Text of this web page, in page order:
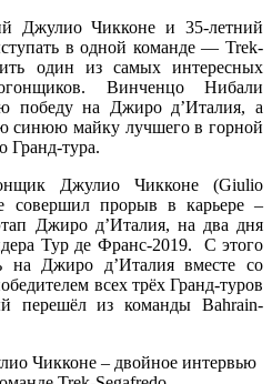
Джулио Чикконе и 35-летний
в одной команде — Trek-
один из самых интересных
Винченцо Нибали
победу на Джиро д’Италия, а
синюю майку лучшего в горной
Гранд-тура.
Джулио Чикконе (Giulio
совершил прорыв в карьере –
Джиро д’Италия, на два дня
Тур де Франс-2019. С этого
на Джиро д’Италия вместе со
всех трёх Гранд-туров
перешёл из команды Bahrain-